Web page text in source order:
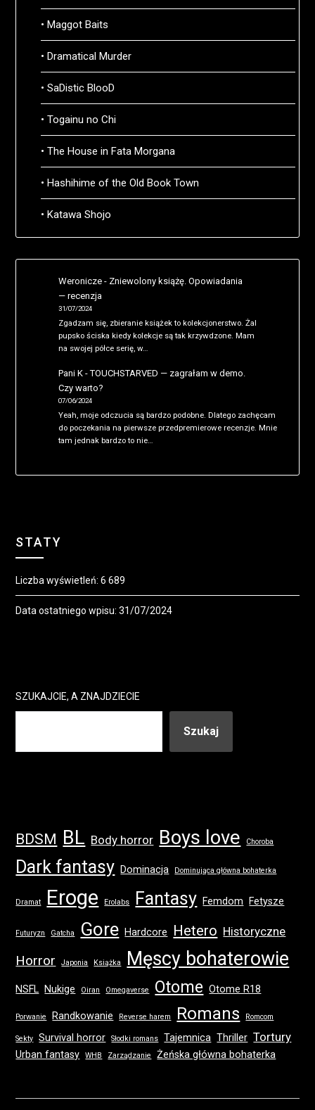
• Maggot Baits
• Dramatical Murder
• SaDistic BlooD
• Togainu no Chi
• The House in Fata Morgana
• Hashihime of the Old Book Town
• Katawa Shojo
Weronicze - Zniewolony książę. Opowiadania
— recenzja
31/07/2024
Zgadzam się, zbieranie książek to kolekcjonerstwo. Żal
pupsko ściska kiedy kolekcje są tak krzywdzone. Mam
na swojej półce serię, w…
Pani K -TOUCHSTARVED — zagrałam w demo.
Czy warto?
07/06/2024
Yeah, moje odczucia są bardzo podobne. Dlatego zachęcam
do poczekania na pierwsze przedpremierowe recenzje. Mnie
tam jednak bardzo to nie…
STATY
Liczba wyświetleń:6 689
Data ostatniego wpisu:31/07/2024
SZUKAJCIE, A ZNAJDZIECIE
Szukaj
BDSM BL Body horror Boys love Choroba
Dark fantasy Dominacja Dominująca główna bohaterka
Dramat Eroge Erolabs Fantasy Femdom Fetysze
Futuryzn Gatcha Gore Hardcore Hetero Historyczne
Horror Japonia Książka Męscy bohaterowie
NSFL Nukige Oiran Omegaverse Otome Otome R18
Porwanie Randkowanie Reverse harem Romans Romcom
Sekty Survival horror Słodki romans Tajemnica Thriller Tortury
Urban fantasy WHB Zarządzanie Żeńska główna bohaterka